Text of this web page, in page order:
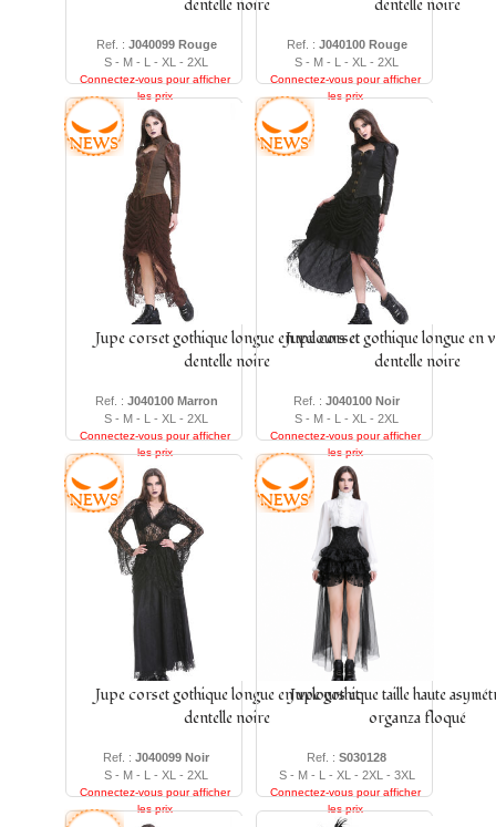
dentelle noire
Ref. : J040099 Rouge
S - M - L - XL - 2XL
Connectez-vous pour afficher
les prix
dentelle noire
Ref. : J040100 Rouge
S - M - L - XL - 2XL
Connectez-vous pour afficher
les prix
Jupe corset gothique longue en velours et
dentelle noire
Ref. : J040100 Marron
S - M - L - XL - 2XL
Connectez-vous pour afficher
les prix
Jupe corset gothique longue en
dentelle noire
Ref. : J040100 Noir
S - M - L - XL - 2XL
Connectez-vous pour afficher
les prix
Jupe corset gothique longue en velours et
dentelle noire
Ref. : J040099 Noir
S - M - L - XL - 2XL
Connectez-vous pour afficher
les prix
Jupe gothique taille haute
organza floqué
Ref. : S030128
S - M - L - XL - 2XL - 3XL
Connectez-vous pour afficher
les prix